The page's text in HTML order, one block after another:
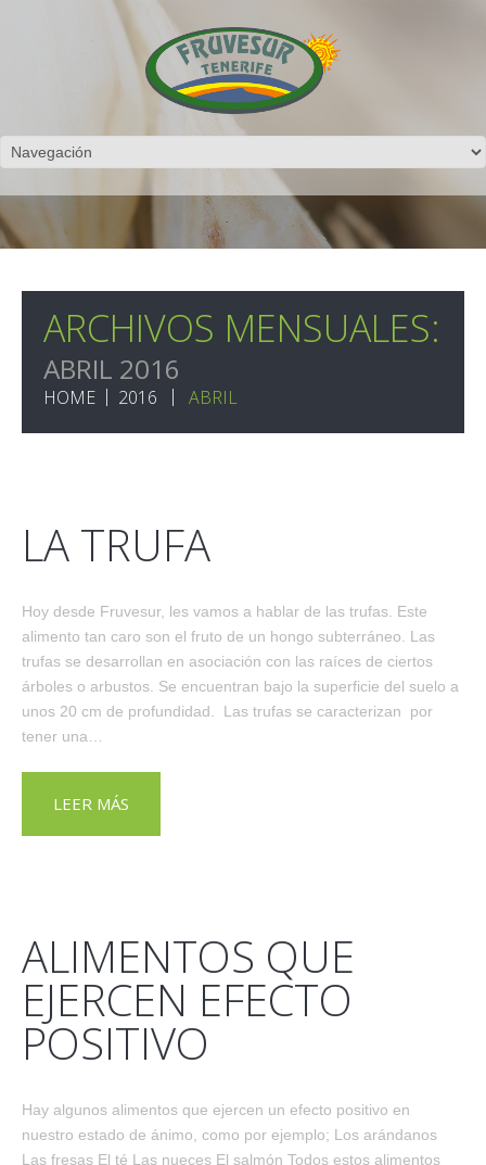
ARCHIVOS MENSUALES:
ABRIL 2016
HOME 2016 ABRIL
LA TRUFA
Hoy desde Fruvesur, les vamos a hablar de las trufas. Este
alimento tan caro son el fruto de un hongo subterráneo. Las
trufas se desarrollan en asociación con las raíces de ciertos
árboles o arbustos. Se encuentran bajo la superficie del suelo a
unos 20 cm de profundidad. Las trufas se caracterizan por
tener una…
LEER MÁS
ALIMENTOS QUE
EJERCEN EFECTO
POSITIVO
Hay algunos alimentos que ejercen un efecto positivo en
nuestro estado de ánimo, como por ejemplo; Los arándanos
Las fresas El té Las nueces El salmón Todos estos alimentos